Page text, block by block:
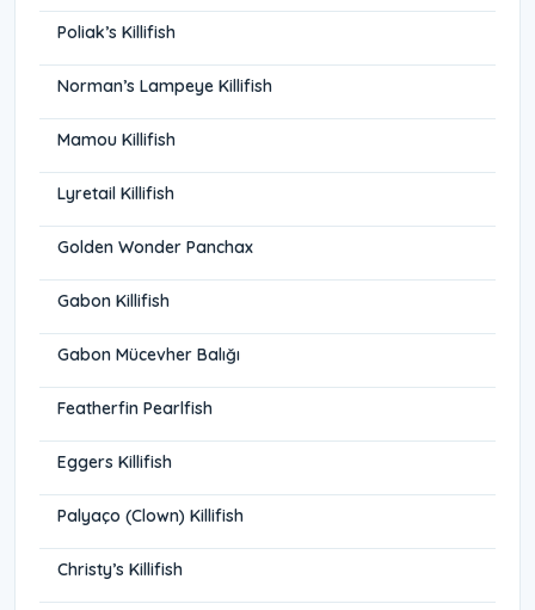
Poliak’s Killifish
Norman’s Lampeye Killifish
Mamou Killifish
Lyretail Killifish
Golden Wonder Panchax
Gabon Killifish
Gabon Mücevher Balığı
Featherfin Pearlfish
Eggers Killifish
Palyaço (Clown) Killifish
Christy’s Killifish